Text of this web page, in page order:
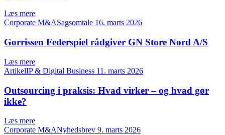
Læs mere
Corporate M&ASagsomtale 16. marts 2026
Gorrissen Federspiel rådgiver GN Store Nord A/S
Læs mere
ArtikelIP & Digital Business 11. marts 2026
Outsourcing i praksis: Hvad virker – og hvad gør
ikke?
Læs mere
Corporate M&ANyhedsbrev 9. marts 2026